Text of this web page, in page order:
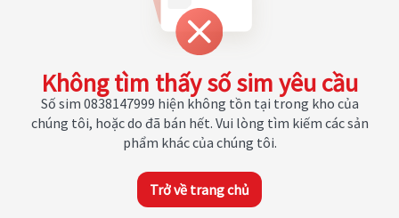
Không tìm thấy số sim yêu cầu
Số sim 0838147999 hiện không tồn tại trong kho của
chúng tôi, hoặc do đã bán hết. Vui lòng tìm kiếm các sản
phẩm khác của chúng tôi.
Trở về trang chủ